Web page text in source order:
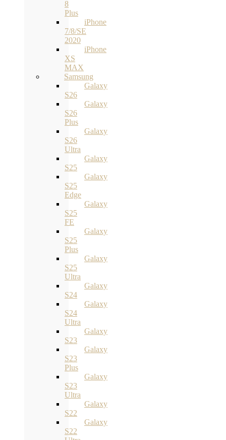
8
Plus
iPhone
7/8/SE
2020
iPhone
XS
MAX
Samsung
Galaxy
S26
Galaxy
S26
Plus
Galaxy
S26
Ultra
Galaxy
S25
Galaxy
S25
Edge
Galaxy
S25
FE
Galaxy
S25
Plus
Galaxy
S25
Ultra
Galaxy
S24
Galaxy
S24
Ultra
Galaxy
S23
Galaxy
S23
Plus
Galaxy
S23
Ultra
Galaxy
S22
Galaxy
S22